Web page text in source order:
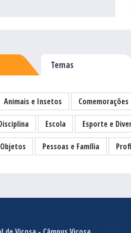
Temas
Animais e Insetos Comemorações
Escola Esporte e
Objetos Pessoas e Família